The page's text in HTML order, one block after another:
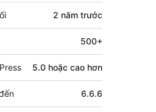
2 năm trước
500+
5.0 hoặc cao hơn
6.6.6